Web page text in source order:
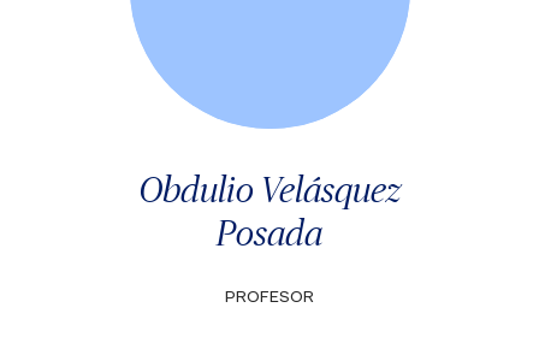
Obdulio Velásquez
Posada
PROFESOR